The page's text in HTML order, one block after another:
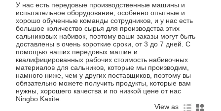
У нас есть передовые производственные машины и
испытательное оборудование, особенно опытные и
хорошо обученные команды сотрудников, и у нас есть
большое количество сырья для производства этих
сальниковых набивок, поэтому ваши заказы могут быть
доставлены в очень короткие сроки, от 3 до 7 дней. С
помощью наших передовых машин и
квалифицированных рабочих стоимость набивочных
материалов для сальников, которые мы производим,
намного ниже, чем у других поставщиков, поэтому вы
обязательно можете получить продукты, которые вам
нужны, хорошего качества и по низкой цене от нас
Ningbo Kaxite.
View as